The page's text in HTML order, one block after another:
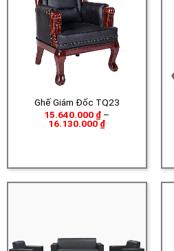
Ghế Giám Đốc TQ23
15.640.000 ₫ –
16.130.000₫Khoảng
16.130.000 ₫